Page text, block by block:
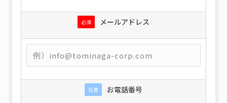
必須 メールアドレス
任意 お電話番号